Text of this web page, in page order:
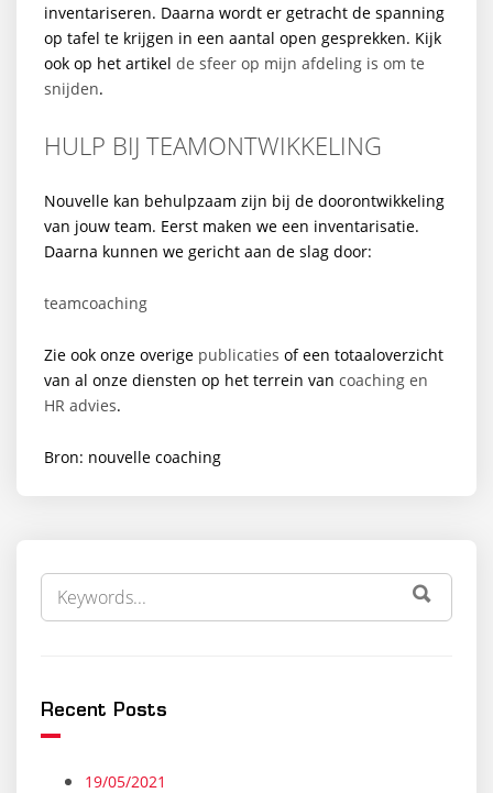
inventariseren. Daarna wordt er getracht de spanning
op tafel te krijgen in een aantal open gesprekken. Kijk
ook op het artikel de sfeer op mijn afdeling is om te
snijden.
HULP BIJ TEAMONTWIKKELING
Nouvelle kan behulpzaam zijn bij de doorontwikkeling
van jouw team. Eerst maken we een inventarisatie.
Daarna kunnen we gericht aan de slag door:
teamcoaching
Zie ook onze overige publicaties of een totaaloverzicht
van al onze diensten op het terrein van coaching en
HR advies.
Bron: nouvelle coaching
ZOEK
NAAR:
Recent Posts
19/05/2021